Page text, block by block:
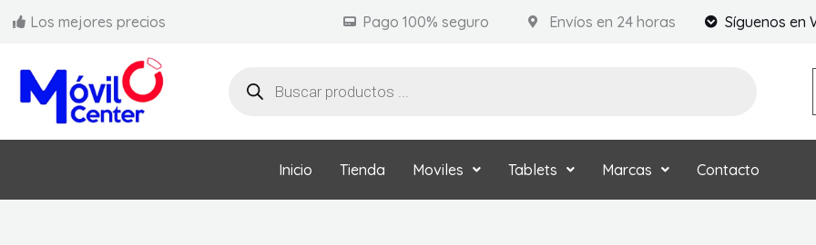
Los mejores precios Pago 100% seguro Envíos en 24 horas Síguenos en
productos
Inicio Tienda Moviles Tablets Marcas Contacto